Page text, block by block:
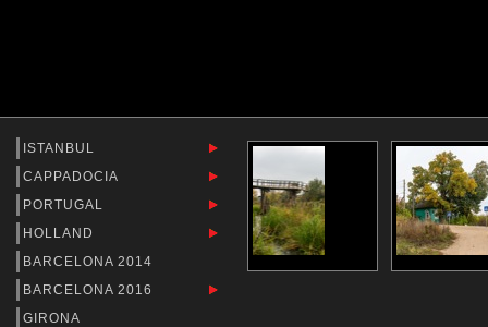
ISTANBUL
CAPPADOCIA
PORTUGAL
HOLLAND
BARCELONA 2014
BARCELONA 2016
GIRONA